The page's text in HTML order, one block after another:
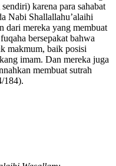
shalat itu berlaku bagi
karena para sahabat
Nabi Shallallahu’alaihi
mereka yang membuat
bersepakat bahwa
makmum, baik posisi
imam. Dan mereka juga
membuat sutrah